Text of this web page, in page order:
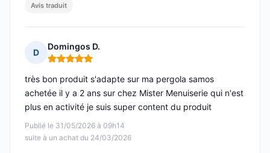
Avis traduit
D
Domingos D.
Note : 5 sur 5
Publié le 31/05/2026 à 09h14
suite à un achat du 24/03/2026
très bon produit s'adapte sur ma pergola samos
achetée il y a 2 ans sur chez Mister Menuiserie qui n'est
plus en activité je suis super content du produit